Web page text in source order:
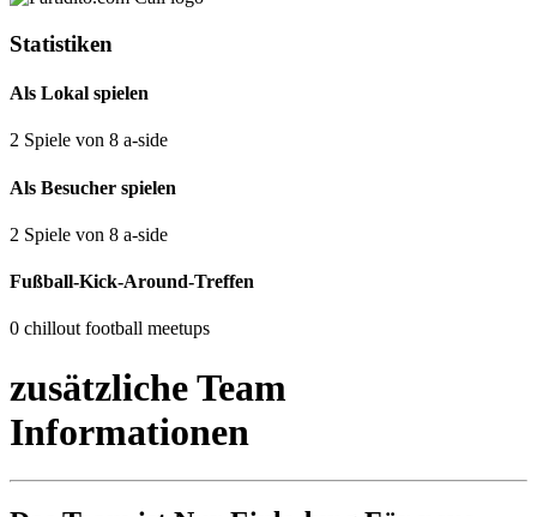
Statistiken
Als Lokal spielen
2 Spiele von 8 a-side
Als Besucher spielen
2 Spiele von 8 a-side
Fußball-Kick-Around-Treffen
0 chillout football meetups
zusätzliche Team
Informationen